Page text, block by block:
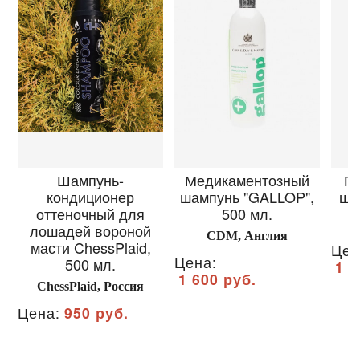
Шампунь-
кондиционер
оттеночный для
лошадей вороной
масти ChessPlaid,
500 мл.
ChessPlaid, Россия
Цена: 950 руб.
Медикаментозный
шампунь "GALLOP",
500 мл.
CDM, Англия
Цена:
1 600 руб.
1